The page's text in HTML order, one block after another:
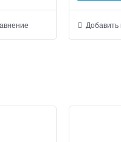
Добавить